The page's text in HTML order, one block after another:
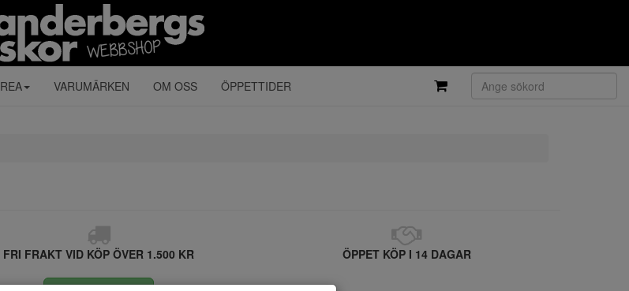
REA VARUMÄRKEN OM OSS ÖPPETTIDER
FRI FRAKT VID KÖP ÖVER 1.500 KR ÖPPET KÖP I 14 DAGAR